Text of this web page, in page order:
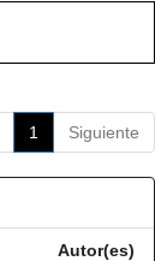
1 Siguiente
Autor(es)